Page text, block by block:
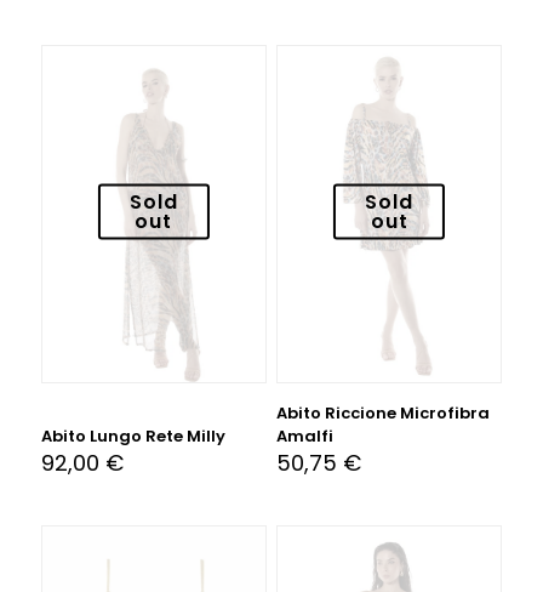
Sold
out
Abito Lungo Rete Milly
92,00 €
Sold
out
Abito Riccione Microfibra
Amalfi
50,75 €